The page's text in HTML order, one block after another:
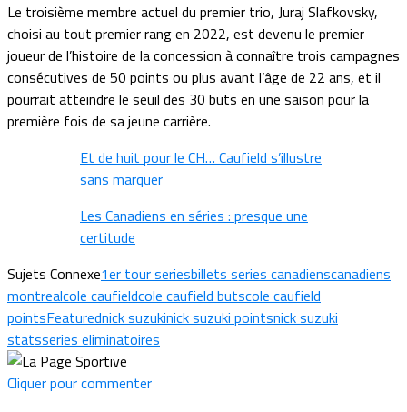
Le troisième membre actuel du premier trio, Juraj Slafkovsky,
choisi au tout premier rang en 2022, est devenu le premier
joueur de l’histoire de la concession à connaître trois campagnes
consécutives de 50 points ou plus avant l’âge de 22 ans, et il
pourrait atteindre le seuil des 30 buts en une saison pour la
première fois de sa jeune carrière.
Et de huit pour le CH… Caufield s’illustre
sans marquer
Les Canadiens en séries : presque une
certitude
Sujets Connexe1er tour seriesbillets series canadienscanadiens
montrealcole caufieldcole caufield butscole caufield
pointsFeaturednick suzukinick suzuki pointsnick suzuki
statsseries eliminatoires
Cliquer pour commenter